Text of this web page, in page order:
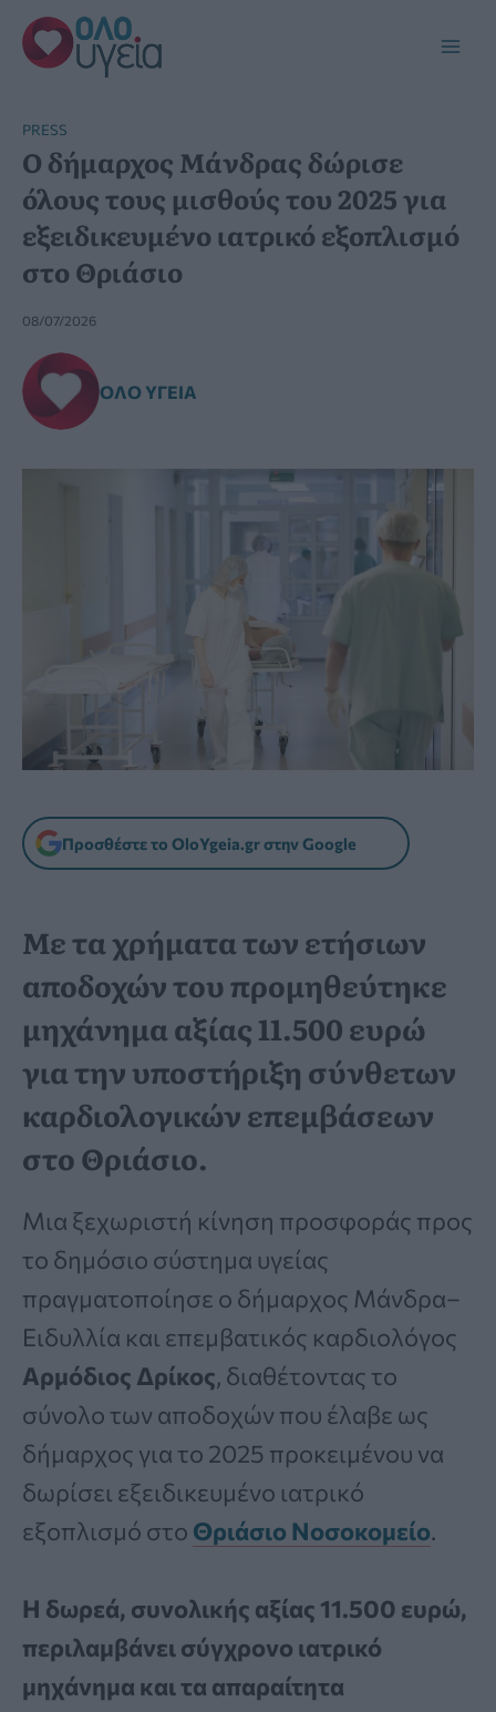
Μετάβαση
στο
περιεχόμενο
PRESS
Ο δήμαρχος Μάνδρας δώρισε
όλους τους μισθούς του 2025 για
εξειδικευμένο ιατρικό εξοπλισμό
στο Θριάσιο
08/07/2026
ΌΛΟ ΥΓΕΊΑ
Προσθέστε το OloYgeia.gr στην Google
Με τα χρήματα των ετήσιων
αποδοχών του προμηθεύτηκε
μηχάνημα αξίας 11.500 ευρώ
για την υποστήριξη σύνθετων
καρδιολογικών επεμβάσεων
στο Θριάσιο.
Μια ξεχωριστή κίνηση προσφοράς προς
το δημόσιο σύστημα υγείας
πραγματοποίησε ο δήμαρχος Μάνδρα–
Ειδυλλία και επεμβατικός καρδιολόγος
Αρμόδιος Δρίκος, διαθέτοντας το
σύνολο των αποδοχών που έλαβε ως
δήμαρχος για το 2025 προκειμένου να
δωρίσει εξειδικευμένο ιατρικό
εξοπλισμό στο Θριάσιο Νοσοκομείο.
Η δωρεά, συνολικής αξίας 11.500 ευρώ,
περιλαμβάνει σύγχρονο ιατρικό
μηχάνημα και τα απαραίτητα